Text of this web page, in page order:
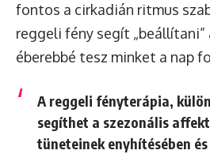
fontos a cirkadián ritmus
reggeli fény segít „beállítani”
éberebbé tesz minket a nap
A reggeli fényterápia,
segíthet a szezonális
tüneteinek enyhítésében